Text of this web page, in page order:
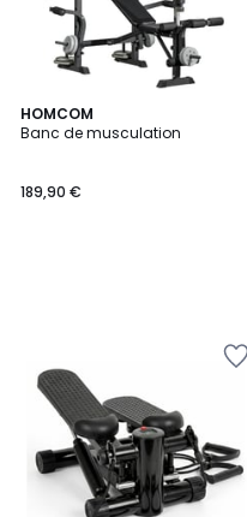
HOMCOM
Banc de musculation
189,90 €